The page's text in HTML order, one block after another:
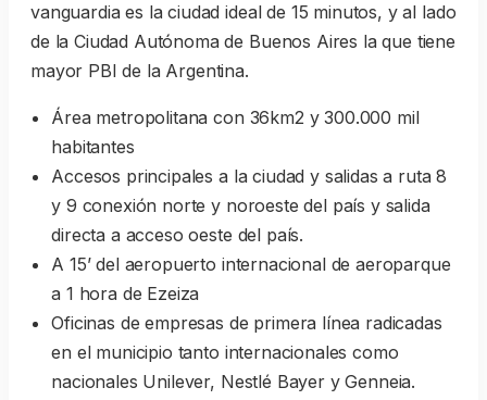
vanguardia es la ciudad ideal de 15 minutos, y al lado
de la Ciudad Autónoma de Buenos Aires la que tiene
mayor PBI de la Argentina.
Área metropolitana con 36km2 y 300.000 mil
habitantes
Accesos principales a la ciudad y salidas a ruta 8
y 9 conexión norte y noroeste del país y salida
directa a acceso oeste del país.
A 15’ del aeropuerto internacional de aeroparque
a 1 hora de Ezeiza
Oficinas de empresas de primera línea radicadas
en el municipio tanto internacionales como
nacionales Unilever, Nestlé Bayer y Genneia.